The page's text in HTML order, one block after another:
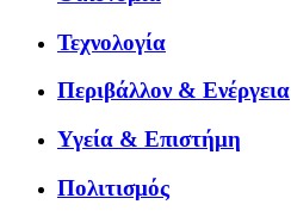
Τεχνολογία
Περιβάλλον & Ενέργεια
Υγεία & Επιστήμη
Πολιτισμός